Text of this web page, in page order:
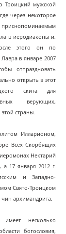
Троицкий мужской
через некоторое
в иеродиаконы и,
этого он по
в январе 2007
отпраздновать
открыть в этот
скита для
верующих,
страны.
Илларионом,
Всех Скорбящих
Нектарий
17 января 2012 г.
и Западно-
Свято-Троицком
архимандрита.
имеет несколько
богословия,